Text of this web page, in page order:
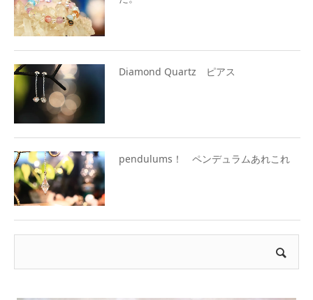
Diamond Quartz ピアス
pendulums！ ペンデュラムあれこれ